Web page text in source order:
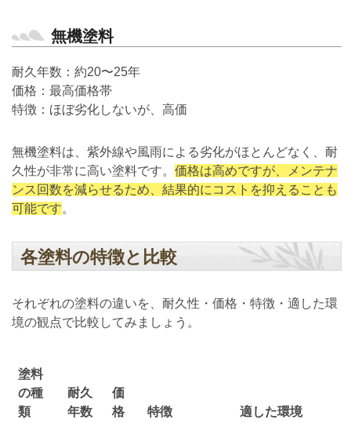
無機塗料
耐久年数：約20〜25年
価格：最高価格帯
特徴：ほぼ劣化しないが、高価
無機塗料は、紫外線や風雨による劣化がほとんどなく、耐
久性が非常に高い塗料です。 価格は高めですが、メンテナ
ンス回数を減らせるため、結果的にコストを抑えることも
可能です。
各塗料の特徴と比較
それぞれの塗料の違いを、耐久性・価格・特徴・適した環
境の観点で比較してみましょう。
塗料
の種
類
耐久
年数
価
格
特徴 適した環境